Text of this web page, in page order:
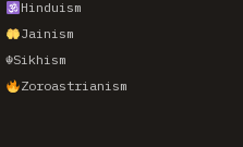
Hinduism
Jainism
☬Sikhism
Zoroastrianism